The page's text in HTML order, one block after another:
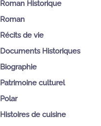
Roman Historique
Roman
Récits de vie
Documents Historiques
Biographie
Patrimoine culturel
Polar
Histoires de cuisine